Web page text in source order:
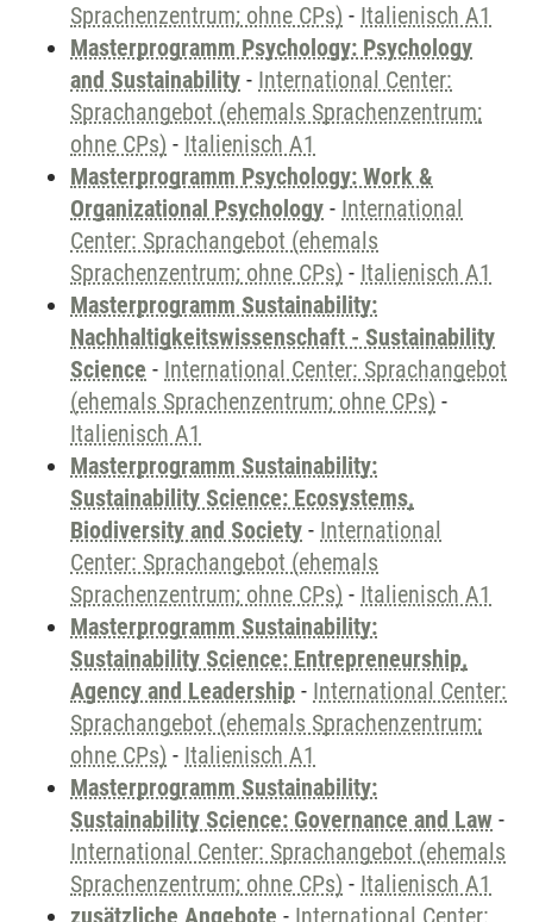
Sprachenzentrum; ohne CPs) - Italienisch A1
Masterprogramm Psychology: Psychology
and Sustainability - International Center:
Sprachangebot (ehemals Sprachenzentrum;
ohne CPs) - Italienisch A1
Masterprogramm Psychology: Work &
Organizational Psychology - International
Center: Sprachangebot (ehemals
Sprachenzentrum; ohne CPs) - Italienisch A1
Masterprogramm Sustainability:
Nachhaltigkeitswissenschaft - Sustainability
Science - International Center: Sprachangebot
(ehemals Sprachenzentrum; ohne CPs) -
Italienisch A1
Masterprogramm Sustainability:
Sustainability Science: Ecosystems,
Biodiversity and Society - International
Center: Sprachangebot (ehemals
Sprachenzentrum; ohne CPs) - Italienisch A1
Masterprogramm Sustainability:
Sustainability Science: Entrepreneurship,
Agency and Leadership - International Center:
Sprachangebot (ehemals Sprachenzentrum;
ohne CPs) - Italienisch A1
Masterprogramm Sustainability:
Sustainability Science: Governance and Law -
International Center: Sprachangebot (ehemals
Sprachenzentrum; ohne CPs) - Italienisch A1
zusätzliche Angebote - International Center: